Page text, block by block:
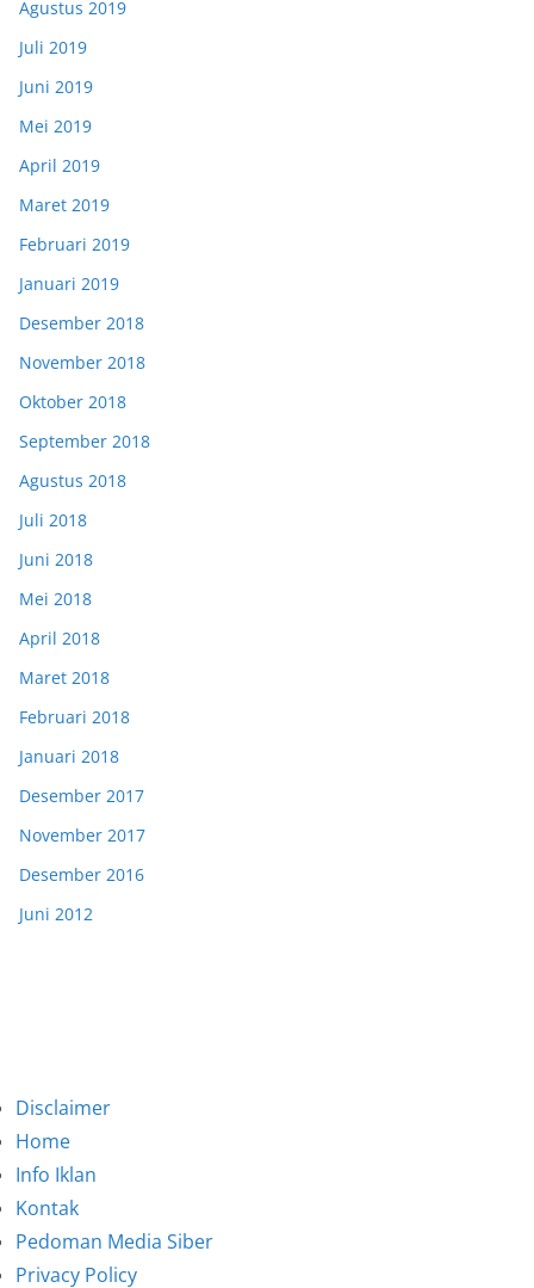
Agustus 2019
Juli 2019
Juni 2019
Mei 2019
April 2019
Maret 2019
Februari 2019
Januari 2019
Desember 2018
November 2018
Oktober 2018
September 2018
Agustus 2018
Juli 2018
Juni 2018
Mei 2018
April 2018
Maret 2018
Februari 2018
Januari 2018
Desember 2017
November 2017
Desember 2016
Juni 2012
Disclaimer
Home
Info Iklan
Kontak
Pedoman Media Siber
Privacy Policy